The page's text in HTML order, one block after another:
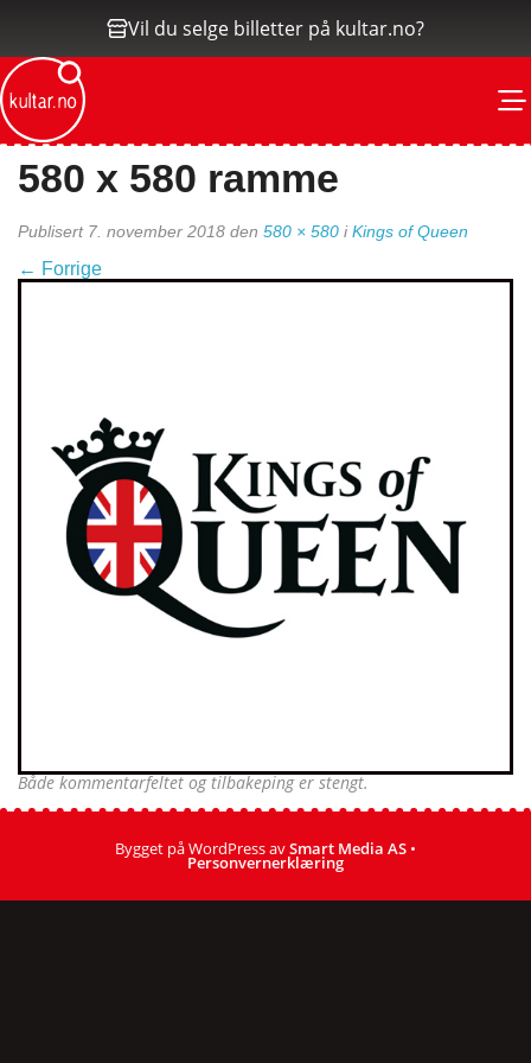
Vil du selge billetter på kultar.no?
580 x 580 ramme
Publisert 7. november 2018 den 580 × 580 iKings of Queen
← Forrige
Både kommentarfeltet og tilbakeping er stengt.
Bygget på WordPress avSmart Media AS •
Personvernerklæring